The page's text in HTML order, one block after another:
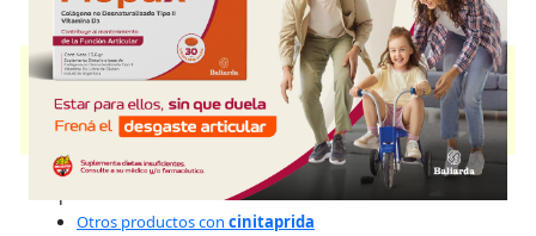
ROGASTRILcontienecinitaprida y se indica como Gastrocinético. Es
y cuenta con 2 presentaciones disponibles.
Algunas presentaciones cuentan con cobertura PAMI.
Otros productos con cinitaprida